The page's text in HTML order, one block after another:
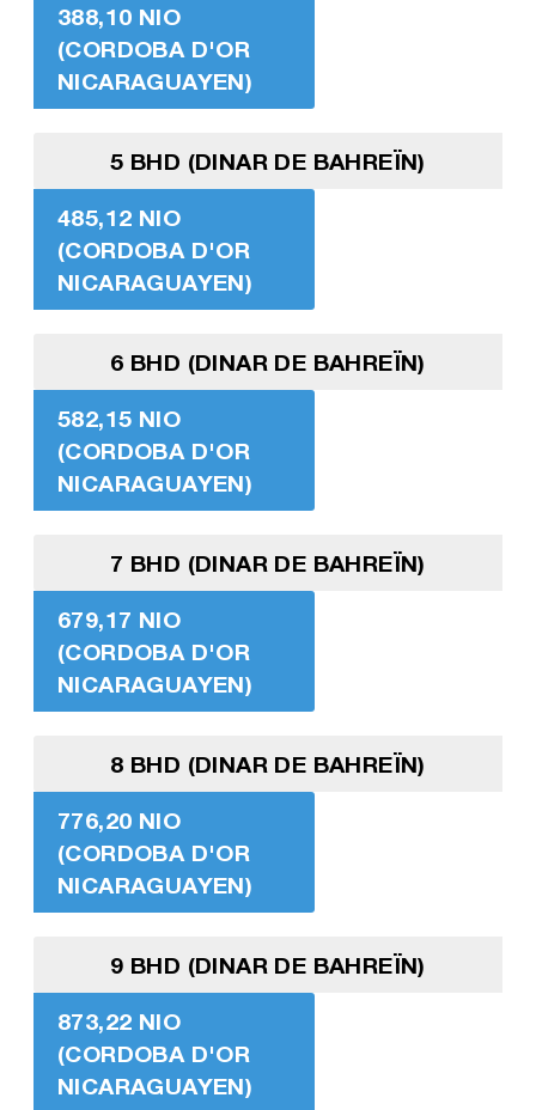
388,10 NIO
(CORDOBA D'OR
NICARAGUAYEN)
5 BHD (DINAR DE BAHREÏN)
485,12 NIO
(CORDOBA D'OR
NICARAGUAYEN)
6 BHD (DINAR DE BAHREÏN)
582,15 NIO
(CORDOBA D'OR
NICARAGUAYEN)
7 BHD (DINAR DE BAHREÏN)
679,17 NIO
(CORDOBA D'OR
NICARAGUAYEN)
8 BHD (DINAR DE BAHREÏN)
776,20 NIO
(CORDOBA D'OR
NICARAGUAYEN)
9 BHD (DINAR DE BAHREÏN)
873,22 NIO
(CORDOBA D'OR
NICARAGUAYEN)